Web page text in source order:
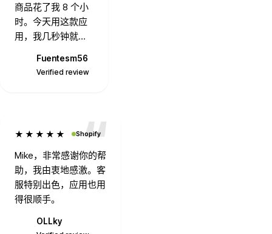
商品花了我 8 个小
时。今天用这款应
用，我几秒钟就上
Fuentesm56
Verified review
Operations7394
Verified review
★★★★★ Shopify
Mike，非常感谢你的帮
助，我由衷地感激。客
服特别出色，应用也用
得很顺手。
OLLky